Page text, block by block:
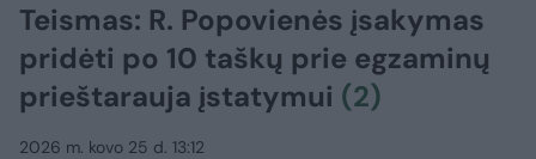
Teismas: R. Popovienės įsakymas
pridėti po 10 taškų prie egzaminų
prieštarauja įstatymui (2)
2026 m. kovo 25 d. 13:12